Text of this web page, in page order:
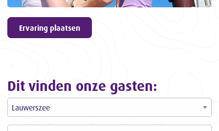
Ervaring plaatsen
Dit vinden onze gasten: